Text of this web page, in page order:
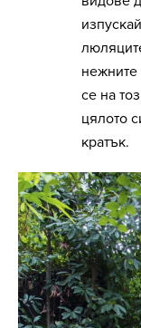
нежните
се на
цялото
кратък.